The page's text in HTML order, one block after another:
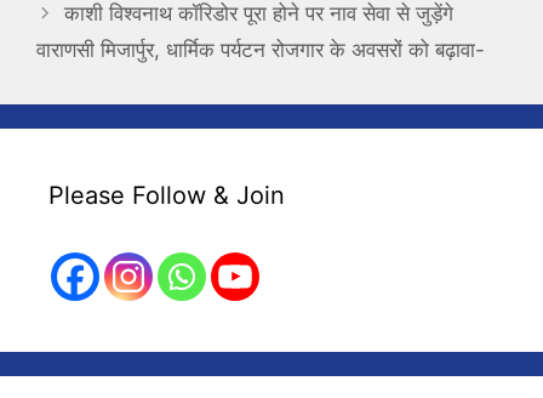
काशी विश्वनाथ कॉरिडोर पूरा होने पर नाव सेवा से जुड़ेंगे
वाराणसी मिजार्पुर, धार्मिक पर्यटन रोजगार के अवसरों को बढ़ावा-
Please Follow & Join